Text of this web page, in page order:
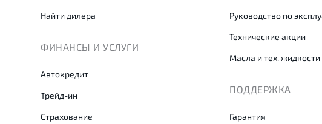
Найти дилера
ФИНАНСЫ И УСЛУГИ
Автокредит
Трейд-ин
Страхование
Руководство по
Технические акции
Масла и тех. жидкости
ПОДДЕРЖКА
Гарантия